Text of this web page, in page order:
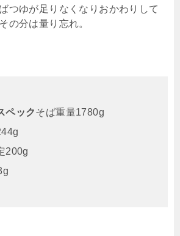
つゆが足りなくなりおかわりして
の分は量り忘れ。
ペックそば重量1780g
200g